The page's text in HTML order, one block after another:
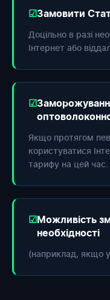
Замовити
Доцільно в разі
Інтернет або
Якщо протягом
користуватися
тарифу на цей час.
Можливість
необхідності
(наприклад, якщо